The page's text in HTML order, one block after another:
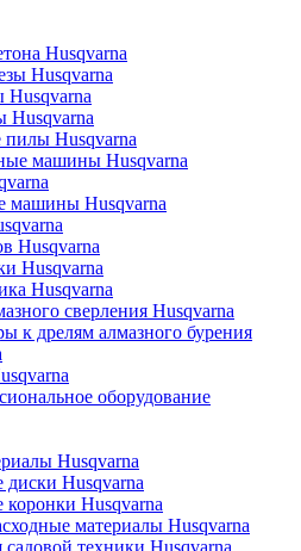
Husqvarna
Husqvarna
Husqvarna
Husqvarna
Husqvarna
машины Husqvarna
машины Husqvarna
Husqvarna
Husqvarna
Husqvarna
сверления Husqvarna
к дрелям алмазного бурения
оборудование
Husqvarna
Husqvarna
Husqvarna
материалы Husqvarna
садовой техники Husqvarna